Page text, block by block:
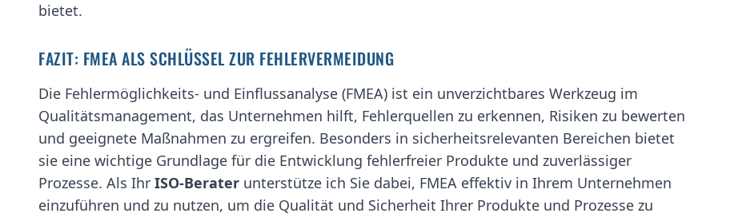
bietet.
FAZIT: FMEA ALS SCHLÜSSEL ZUR FEHLERVERMEIDUNG
Die Fehlermöglichkeits- und Einflussanalyse (FMEA) ist ein unverzichtbares Werkzeug im
Qualitätsmanagement, das Unternehmen hilft, Fehlerquellen zu erkennen, Risiken zu bewerten
und geeignete Maßnahmen zu ergreifen. Besonders in sicherheitsrelevanten Bereichen bietet
sie eine wichtige Grundlage für die Entwicklung fehlerfreier Produkte und zuverlässiger
Prozesse. Als Ihr ISO-Berater unterstütze ich Sie dabei, FMEA effektiv in Ihrem Unternehmen
einzuführen und zu nutzen, um die Qualität und Sicherheit Ihrer Produkte und Prozesse zu